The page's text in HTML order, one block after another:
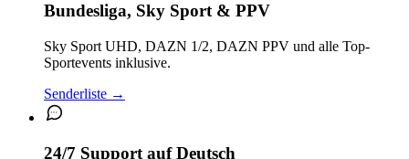
Bundesliga, Sky Sport & PPV
Sky Sport UHD, DAZN 1/2, DAZN PPV und alle Top-
Sportevents inklusive.
Senderliste →
24/7 Support auf Deutsch